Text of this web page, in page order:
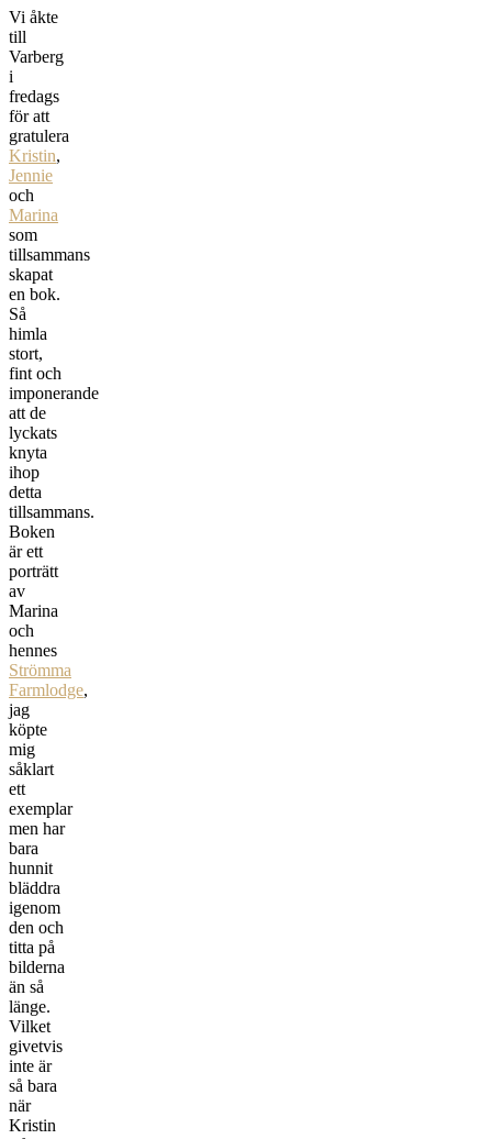
Vi åkte
till
Varberg
i
fredags
för att
gratulera
Kristin,
Jennie
och
Marina
som
tillsammans
skapat
en bok.
Så
himla
stort,
fint och
imponerande
att de
lyckats
knyta
ihop
detta
tillsammans.
Boken
är ett
porträtt
av
Marina
och
hennes
Strömma
Farmlodge,
jag
köpte
mig
såklart
ett
exemplar
men har
bara
hunnit
bläddra
igenom
den och
titta på
bilderna
än så
länge.
Vilket
givetvis
inte är
så bara
när
Kristin